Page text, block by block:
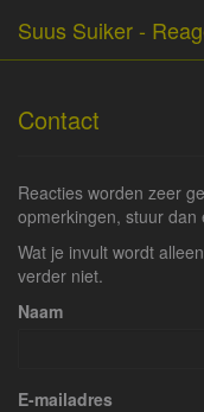
Suus Suiker -
Contact
Reacties worden zeer
opmerkingen, stuur dan
Wat je invult wordt
verder niet.
Naam
E-mailadres